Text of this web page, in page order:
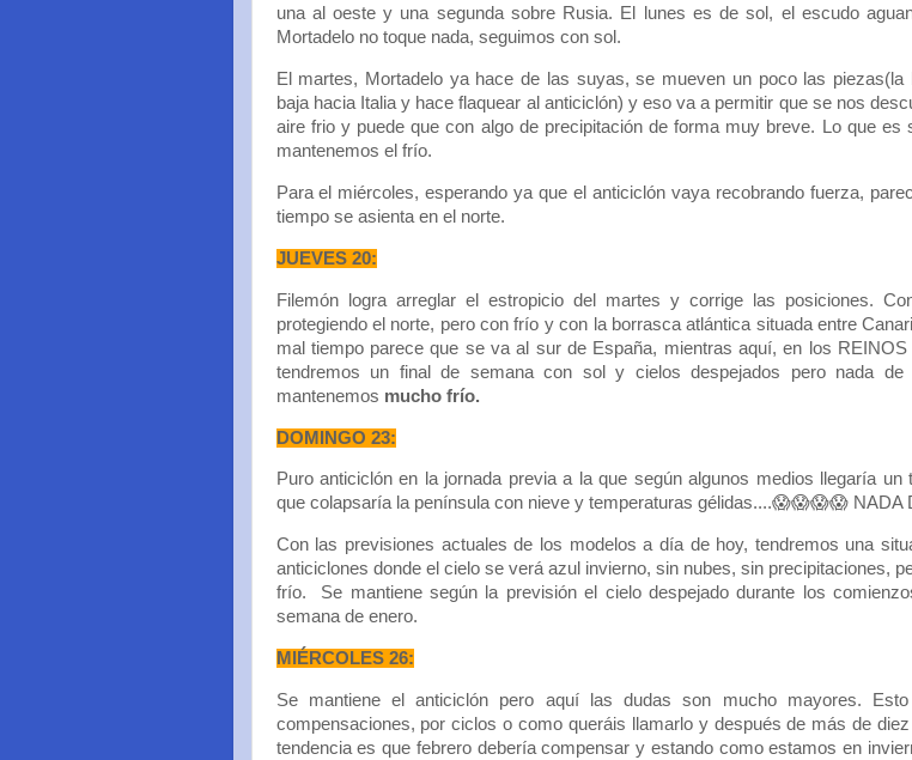
una al oeste y una segunda sobre Rusia. El lunes es de sol, el escudo
Mortadelo no toque nada, seguimos con sol.
El martes, Mortadelo ya hace de las suyas, se mueven un poco las piezas(la
baja hacia Italia y hace flaquear al anticiclón) y eso va a permitir que se nos
aire frio y puede que con algo de precipitación de forma muy breve. Lo que es
mantenemos el frío.
Para el miércoles, esperando ya que el anticiclón vaya recobrando fuerza,
tiempo se asienta en el norte.
JUEVES 20:
Filemón logra arreglar el estropicio del martes y corrige las posiciones.
protegiendo el norte, pero con frío y con la borrasca atlántica situada entre
mal tiempo parece que se va al sur de España, mientras aquí, en los
tendremos un final de semana con sol y cielos despejados pero nada de
mantenemos mucho frío.
DOMINGO 23:
Puro anticiclón en la jornada previa a la que según algunos medios llegaría un
que colapsaría la península con nieve y temperaturas gélidas....😱😱😱😱 NADA
Con las previsiones actuales de los modelos a día de hoy, tendremos una
anticiclones donde el cielo se verá azul invierno, sin nubes, sin precipitaciones,
frío. Se mantiene según la previsión el cielo despejado durante los
semana de enero.
MIÉRCOLES 26:
Se mantiene el anticiclón pero aquí las dudas son mucho mayores.
compensaciones, por ciclos o como queráis llamarlo y después de más de
tendencia es que febrero debería compensar y estando como estamos en